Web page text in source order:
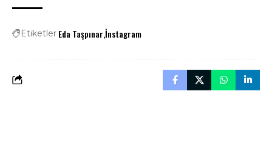
Etiketler Eda Taşpınarİnstagram